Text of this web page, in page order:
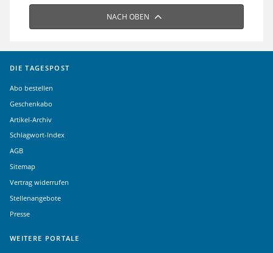
NACH OBEN
DIE TAGESPOST
Abo bestellen
Geschenkabo
Artikel-Archiv
Schlagwort-Index
AGB
Sitemap
Vertrag widerrufen
Stellenangebote
Presse
WEITERE PORTALE